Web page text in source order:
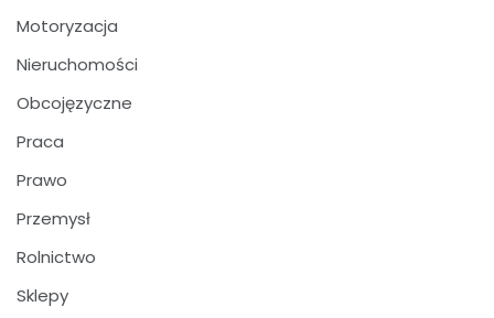
Motoryzacja
Nieruchomości
Obcojęzyczne
Praca
Prawo
Przemysł
Rolnictwo
Sklepy